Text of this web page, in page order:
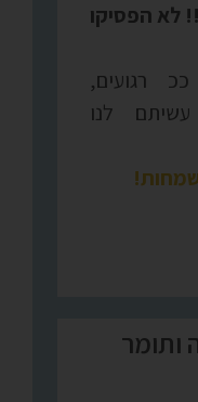
לא הפסיקו
רגועים,
עשיתם לנו
שמחות!
ותומר